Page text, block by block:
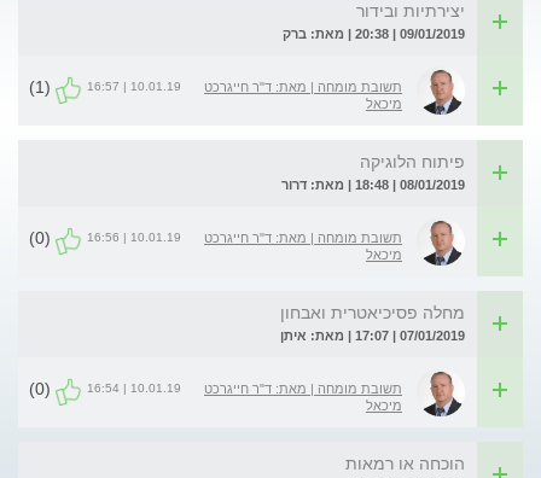
יצירתיות ובידור
09/01/2019 | 20:38 | מאת: ברק
תשובת מומחה | מאת: ד"ר חייגרכט
מיכאל
10.01.19 | 16:57
(1)
פיתוח הלוגיקה
08/01/2019 | 18:48 | מאת: דרור
תשובת מומחה | מאת: ד"ר חייגרכט
מיכאל
10.01.19 | 16:56
(0)
מחלה פסיכיאטרית ואבחון
07/01/2019 | 17:07 | מאת: איתן
תשובת מומחה | מאת: ד"ר חייגרכט
מיכאל
10.01.19 | 16:54
(0)
הוכחה או רמאות